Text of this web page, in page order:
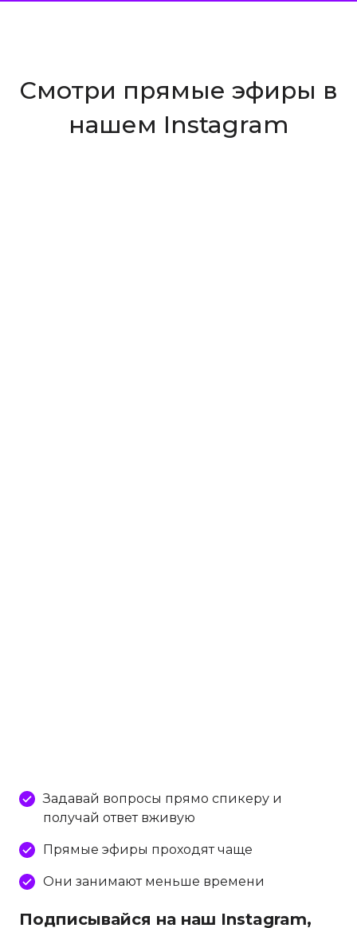
Смотри прямые эфиры в
нашем Instagram
Задавай вопросы прямо спикеру и
получай ответ вживую
Прямые эфиры проходят чаще
Они занимают меньше времени
Подписывайся на наш Instagram,